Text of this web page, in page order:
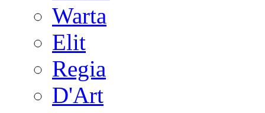
Warta
Elit
Regia
D'Art